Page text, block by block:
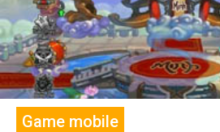
Game mobile